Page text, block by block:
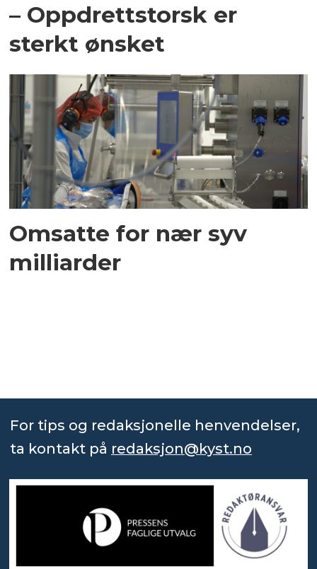
– Oppdrettstorsk er
sterkt ønsket
Omsatte for nær syv
milliarder
For tips og redaksjonelle henvendelser,
ta kontakt på redaksjon@kyst.no